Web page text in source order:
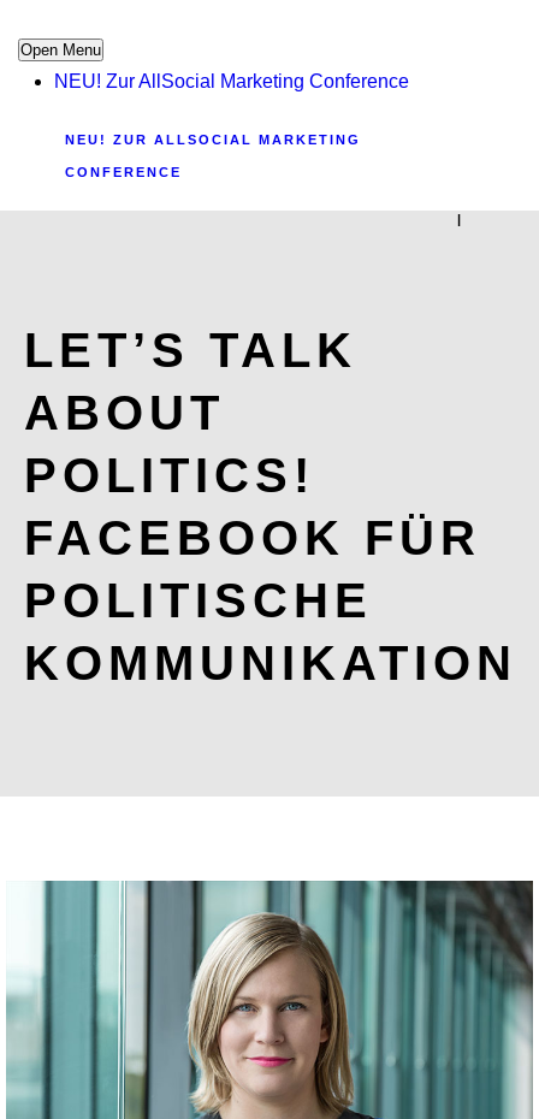
Open Menu
NEU! Zur AllSocial Marketing Conference
NEU! ZUR ALLSOCIAL MARKETING
CONFERENCE
|
LET’S TALK
ABOUT
POLITICS!
FACEBOOK FÜR
POLITISCHE
KOMMUNIKATION